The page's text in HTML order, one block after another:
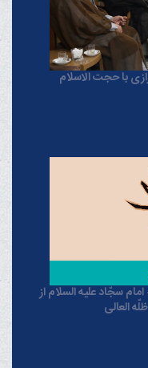
با حجت الاسلام
سجّاد علیه السلام از
العالی